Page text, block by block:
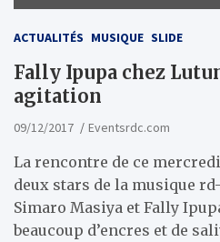
ACTUALITÉS MUSIQUE SLIDE
Fally Ipupa chez
agitation
09/12/2017 Eventsrdc.com
La rencontre de ce
deux stars de la musique
Simaro Masiya et Fally
beaucoup d’encres et de